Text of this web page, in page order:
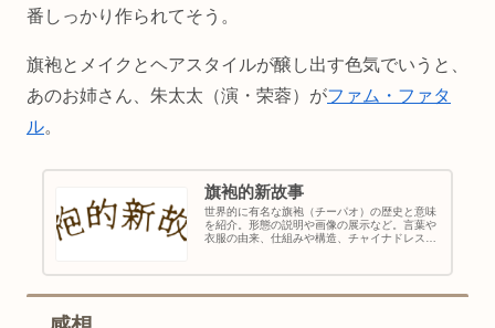
番しっかり作られてそう。
旗袍とメイクとヘアスタイルが醸し出す色気でいうと、
あのお姉さん、朱太太（演・荣蓉）がファム・ファタ
ル。
旗袍的新故事
世界的に有名な旗袍（チーパオ）の歴史と意味
を紹介。形態の説明や画像の展示など。言葉や
衣服の由来、仕組みや構造、チャイナドレスと